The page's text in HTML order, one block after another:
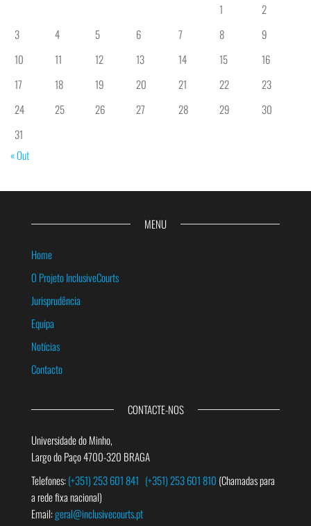
1
2
3
4 5 6 7 8
9
10
11 12 13 14 15
16
17
18 19 20 21 22
23
24
25 26 27 28 29
30
31
« Out
MENU
Home
O Projeto InclusiveCourts
Jurisprudência
Equipa
Notícias
Contacto
CONTACTE-NOS
Universidade do Minho,
Largo do Paço 4700-320 BRAGA
Telefones:(+351) 253 601 841 (+351) 253 601 810 (Chamadas para
a rede fixa nacional)
Email:geral@inclusivecourts.pt